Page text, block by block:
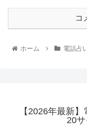
コ
ホーム 電話占
【2026年最新
20サ